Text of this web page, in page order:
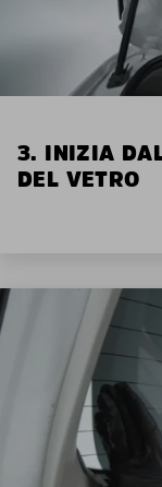
3. INIZIA
DEL VETRO